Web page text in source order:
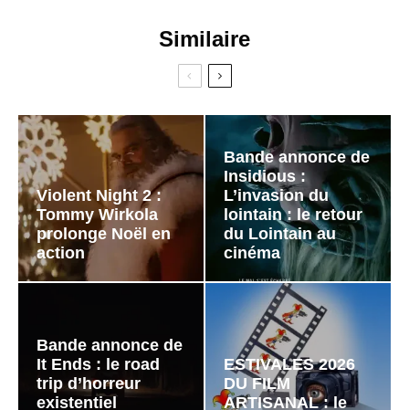
Similaire
Violent Night 2 :
Tommy Wirkola
prolonge Noël en
action
Bande annonce de
Insidious :
L’invasion du
lointain : le retour
du Lointain au
cinéma
Bande annonce de
It Ends : le road
trip d’horreur
existentiel
ESTIVALES 2026
DU FILM
ARTISANAL : le